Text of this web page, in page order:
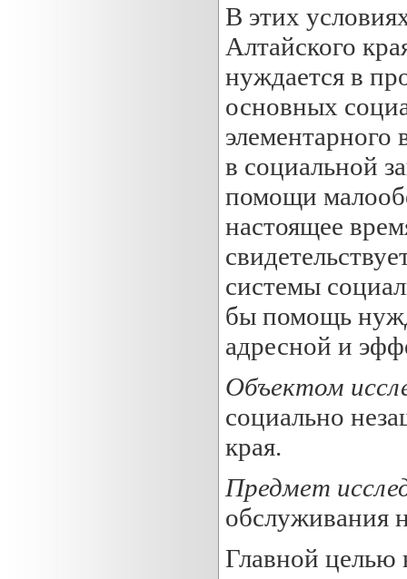
В этих
Алтайского
нуждается в
основных
элементарного
в социальной
помощи
настоящее
системы
бы помощь
адресной и
Объектом
социально
края.
Предмет
обслуживания
Главной целью